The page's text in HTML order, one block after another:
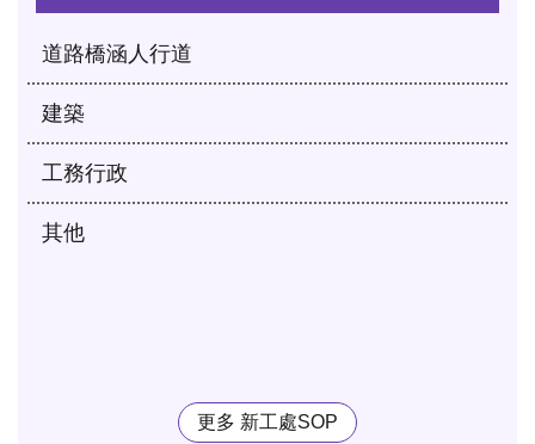
道路橋涵人行道
建築
工務行政
其他
更多 新工處SOP